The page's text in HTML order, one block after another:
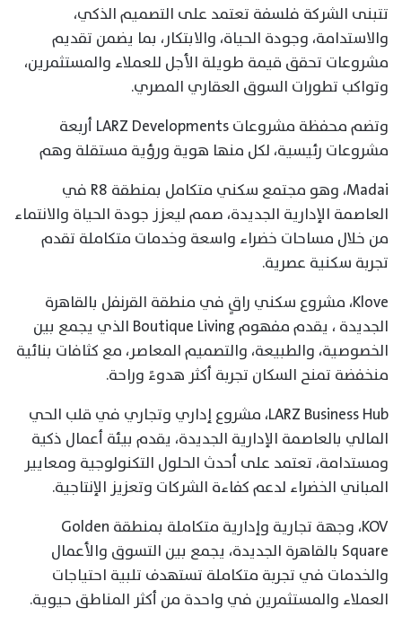
تتبنى الشركة فلسفة تعتمد على التصميم الذكي،
والاستدامة، وجودة الحياة، والابتكار، بما يضمن تقديم
مشروعات تحقق قيمة طويلة الأجل للعملاء والمستثمرين،
وتواكب تطورات السوق العقاري المصري.
وتضم محفظة مشروعات LARZ Developments أربعة
مشروعات رئيسية، لكل منها هوية ورؤية مستقلة وهم
Madai، وهو مجتمع سكني متكامل بمنطقة R8 في
العاصمة الإدارية الجديدة، صمم ليعزز جودة الحياة والانتماء
من خلال مساحات خضراء واسعة وخدمات متكاملة تقدم
تجربة سكنية عصرية.
Klove، مشروع سكني راقٍ في منطقة القرنفل بالقاهرة
الجديدة ، يقدم مفهوم Boutique Living الذي يجمع بين
الخصوصية، والطبيعة، والتصميم المعاصر، مع كثافات بنائية
منخفضة تمنح السكان تجربة أكثر هدوءً وراحة.
LARZ Business Hub، مشروع إداري وتجاري في قلب الحي
المالي بالعاصمة الإدارية الجديدة، يقدم بيئة أعمال ذكية
ومستدامة، تعتمد على أحدث الحلول التكنولوجية ومعايير
المباني الخضراء لدعم كفاءة الشركات وتعزيز الإنتاجية.
KOV، وجهة تجارية وإدارية متكاملة بمنطقة Golden
Square بالقاهرة الجديدة، يجمع بين التسوق والأعمال
والخدمات في تجربة متكاملة تستهدف تلبية احتياجات
العملاء والمستثمرين في واحدة من أكثر المناطق حيوية.